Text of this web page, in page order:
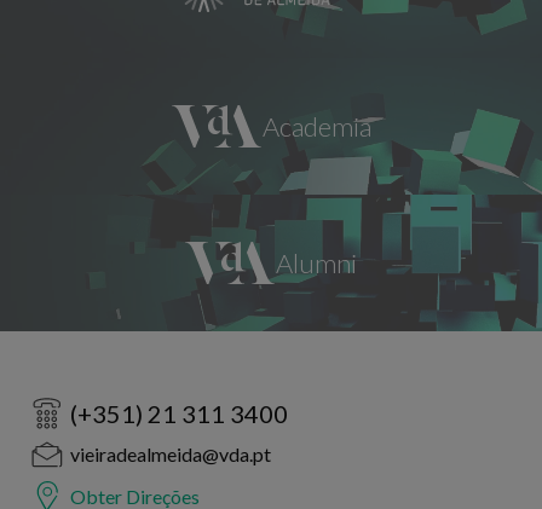
(+351) 21 311 3400
vieiradealmeida@vda.pt
Obter Direções